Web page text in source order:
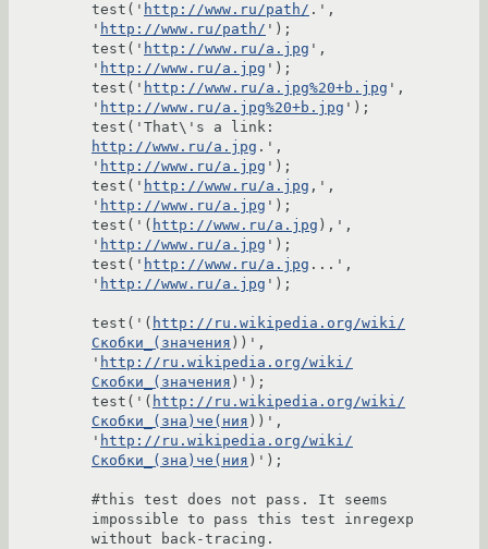
test(' http://www.ru/path/ .',
' http://www.ru/path/ ');
test(' http://www.ru/a.jpg ',
' http://www.ru/a.jpg ');
test(' http://www.ru/a.jpg%20+b.jpg ',
' http://www.ru/a.jpg%20+b.jpg ');
http://www.ru/a.jpg .',
' http://www.ru/a.jpg ');
test(' http://www.ru/a.jpg ,',
' http://www.ru/a.jpg ');
test('( http://www.ru/a.jpg ),',
' http://www.ru/a.jpg ');
test(' http://www.ru/a.jpg ...',
' http://www.ru/a.jpg ');
test('( http://ru.wikipedia.org/wiki/
Скобки_(значения ))',
' http://ru.wikipedia.org/wiki/
Скобки_(значения )');
test('( http://ru.wikipedia.org/wiki/
Скобки_(зна)че(ния ))',
' http://ru.wikipedia.org/wiki/
Скобки_(зна)че(ния )');
#this test does not pass. It seems
impossible to pass this test inregexp
without back-tracing.